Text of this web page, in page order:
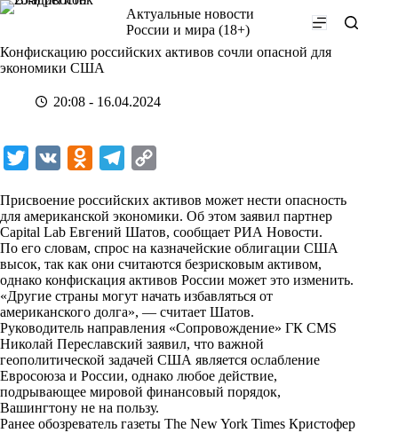
Перейти
Актуальные новости
России и мира (18+)
Конфискацию российских активов сочли опасной для
экономики США
20:08 - 16.04.2024
i
t
t
e
r
n
o
k
l
a
s
s
n
i
l
e
g
r
a
m
p
y
L
i
n
k
Присвоение российских активов может нести опасность
для американской экономики. Об этом заявил партнер
Capital Lab Евгений Шатов, сообщает РИА Новости.
По его словам, спрос на казначейские облигации США
высок, так как они считаются безрисковым активом,
однако конфискация активов России может это изменить.
«Другие страны могут начать избавляться от
американского долга», — считает Шатов.
Руководитель направления «Сопровождение» ГК CMS
Николай Переславский заявил, что важной
геополитической задачей США является ослабление
Евросоюза и России, однако любое действие,
подрывающее мировой финансовый порядок,
Вашингтону не на пользу.
Ранее обозреватель газеты The New York Times Кристофер